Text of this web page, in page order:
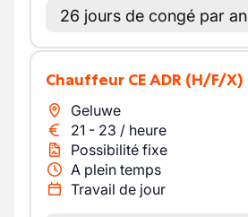
26 jours de congé par an
Chauffeur CE ADR (H/F/X)
Geluwe
21 - 23 / heure
Possibilité fixe
A plein temps
Travail de jour